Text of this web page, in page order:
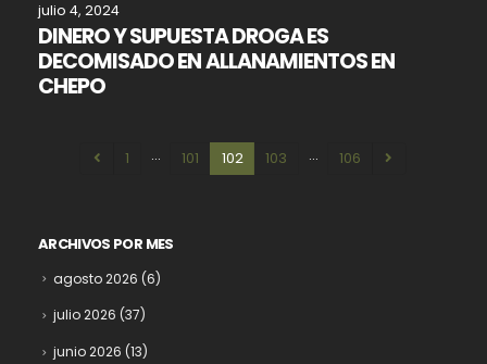
julio 4, 2024
DINERO Y SUPUESTA DROGA ES
DECOMISADO EN ALLANAMIENTOS EN
CHEPO
1 … 101 102 103 … 106
ARCHIVOS POR MES
agosto 2026 (6)
julio 2026 (37)
junio 2026 (13)